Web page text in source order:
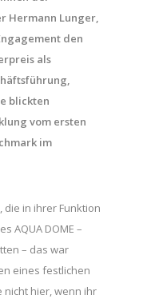
Hermann Lunger,
den
als
blickten
vom ersten
im
die in ihrer Funktion
AQUA DOME –
– das war
eines festlichen
nicht hier, wenn ihr